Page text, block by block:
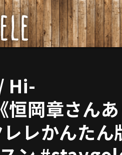
Hi-
恒岡章さんあ
レかんたん